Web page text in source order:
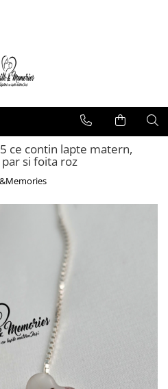
ce contin lapte matern,
si foita roz